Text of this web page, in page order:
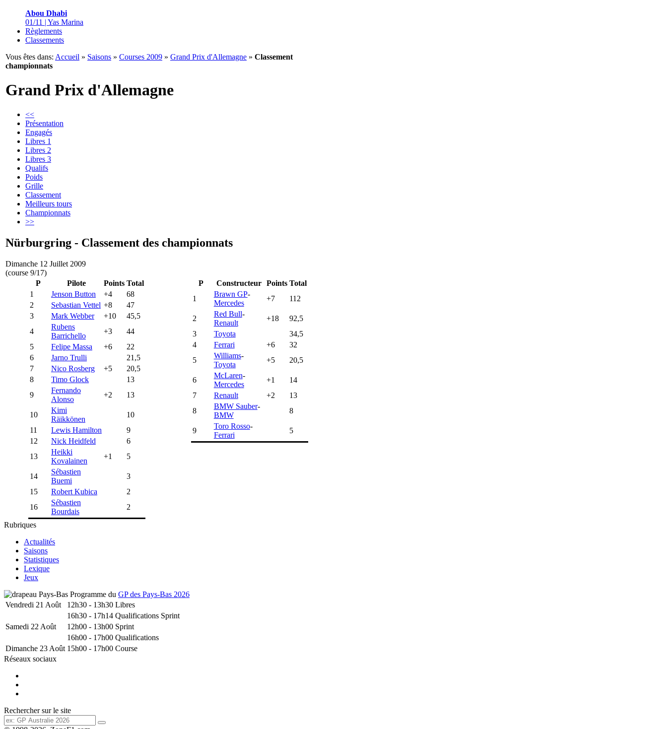
Abou Dhabi
01/11 | Yas Marina
Règlements
Classements
Vous êtes dans: Accueil » Saisons » Courses 2009 » Grand Prix d'Allemagne » Classement
championnats
Grand Prix d'Allemagne
<<
Présentation
Engagés
Libres 1
Libres 2
Libres 3
Qualifs
Poids
Grille
Classement
Meilleurs tours
Championnats
>>
Nürburgring - Classement des championnats
Dimanche 12 Juillet 2009
(course 9/17)
P
Pilote Points Total
1
Jenson Button +4
68
2
Sebastian Vettel +8
47
3
Mark Webber +10
45,5
4
Rubens
Barrichello
+3
44
5
Felipe Massa +6
22
6
Jarno Trulli
21,5
7
Nico Rosberg +5
20,5
8
Timo Glock
13
9
Fernando
Alonso
+2 13
10
Kimi
Räikkönen
10
11
Lewis Hamilton
9
12
Nick Heidfeld
6
13
Heikki
Kovalainen
+1 5
14
Sébastien
Buemi
3
15
Robert Kubica
2
16
Sébastien
Bourdais
2
P Constructeur Points Total
1
Brawn GP-
Mercedes
+7 112
2
Red Bull-
Renault
+18
92,5
3
Toyota
34,5
4
Ferrari +6
32
5
Williams-
Toyota
+5 20,5
6
McLaren-
Mercedes
+1
14
7
Renault +2
13
8
BMW Sauber-
BMW
8
9
Toro Rosso-
Ferrari
5
Rubriques
Actualités
Saisons
Statistiques
Lexique
Jeux
Programme du GP des Pays-Bas 2026
Vendredi 21 Août
12h30 - 13h30 Libres
16h30 - 17h14 Qualifications Sprint
Samedi 22 Août
12h00 - 13h00 Sprint
16h00 - 17h00 Qualifications
Dimanche 23 Août 15h00 - 17h00 Course
Réseaux sociaux
Rechercher sur le site